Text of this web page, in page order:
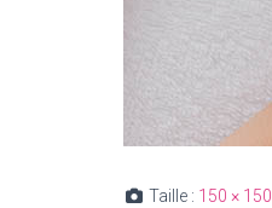
Taille : 150 × 150